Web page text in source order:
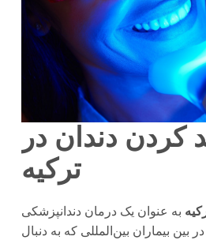
کردن دندان در
ترکیه
به عنوان یک درمان دندانپزشکی
بین بیماران بین‌المللی که به دنبال